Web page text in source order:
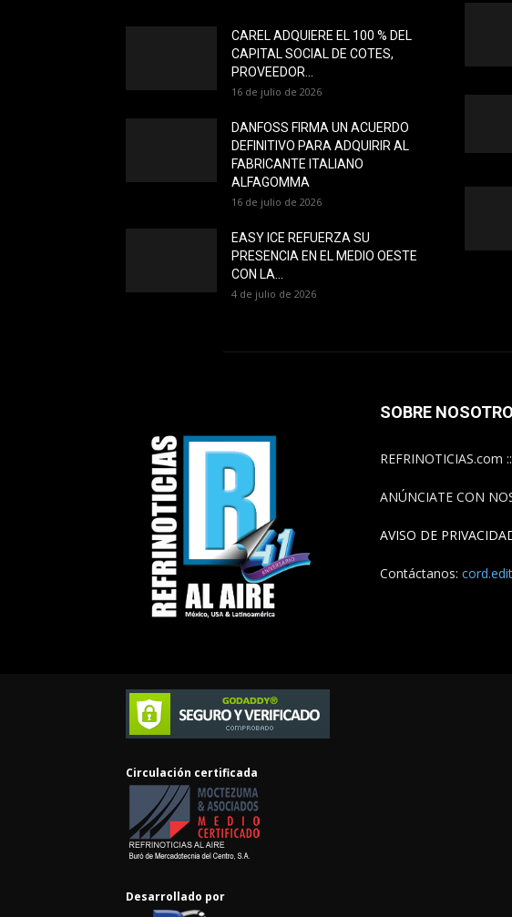
CAREL ADQUIERE EL 100 % DEL
CAPITAL SOCIAL DE COTES,
PROVEEDOR...
16 de julio de 2026
DANFOSS FIRMA UN ACUERDO
DEFINITIVO PARA ADQUIRIR AL
FABRICANTE ITALIANO
ALFAGOMMA
16 de julio de 2026
EASY ICE REFUERZA SU
PRESENCIA EN EL MEDIO OESTE
CON LA...
4 de julio de 2026
SOBRE
REFRINOTICIAS.com
ANÚNCIATE CON
AVISO DE
Contáctanos:
Circulación certificada
Desarrollado por